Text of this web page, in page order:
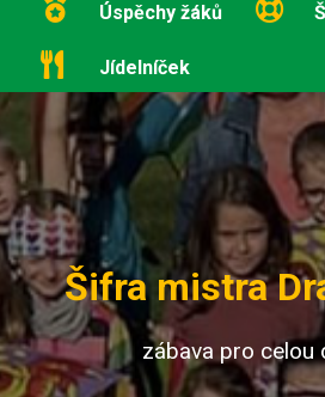
Úspěchy žáků
Jídelníček
Šifra mistra
zábava pro celou